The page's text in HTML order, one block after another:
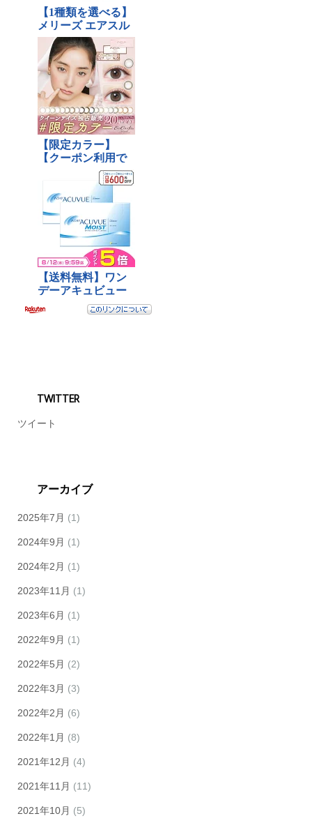
TWITTER
ツイート
アーカイブ
2025年7月 (1)
2024年9月 (1)
2024年2月 (1)
2023年11月 (1)
2023年6月 (1)
2022年9月 (1)
2022年5月 (2)
2022年3月 (3)
2022年2月 (6)
2022年1月 (8)
2021年12月 (4)
2021年11月 (11)
2021年10月 (5)